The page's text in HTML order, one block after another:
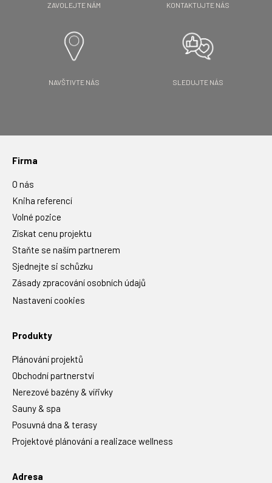
ZAVOLEJTE NÁM KONTAKTUJTE NÁS
NAVŠTIVTE NÁS SLEDUJTE NÁS
Firma
O nás
Kniha referencí
Volné pozice
Získat cenu projektu
Staňte se naším partnerem
Sjednejte si schůzku
Zásady zpracování osobních údajů
Nastavení cookies
Produkty
Plánování projektů
Obchodní partnerství
Nerezové bazény & vířivky
Sauny & spa
Posuvná dna & terasy
Projektové plánování a realizace wellness
Adresa